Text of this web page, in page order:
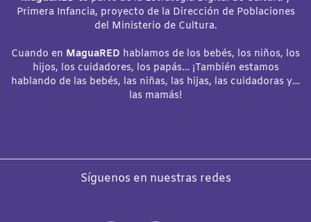
Primera Infancia, proyecto de la Dirección de Poblaciones
del Ministerio de Cultura.
Cuando en MaguaRED hablamos de los bebés, los niños, los
hijos, los cuidadores, los papás… ¡También estamos
hablando de las bebés, las niñas, las hijas, las cuidadoras y…
las mamás!
Síguenos en nuestras redes